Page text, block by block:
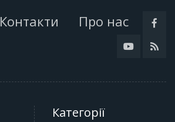
Контакти Про нас
Категорії